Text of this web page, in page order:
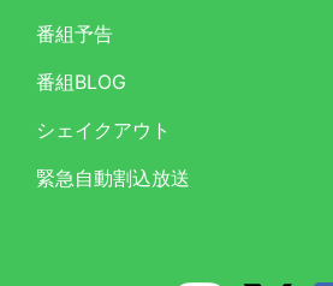
番組予告
番組BLOG
シェイクアウト
緊急自動割込放送